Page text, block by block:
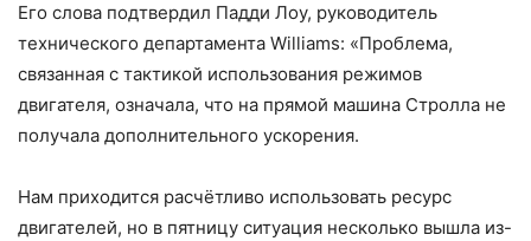
Его слова подтвердил Падди Лоу, руководитель
технического департамента Williams: «Проблема,
связанная с тактикой использования режимов
двигателя, означала, что на прямой машина Стролла не
получала дополнительного ускорения.
Нам приходится расчётливо использовать ресурс
двигателей, но в пятницу ситуация несколько вышла из-